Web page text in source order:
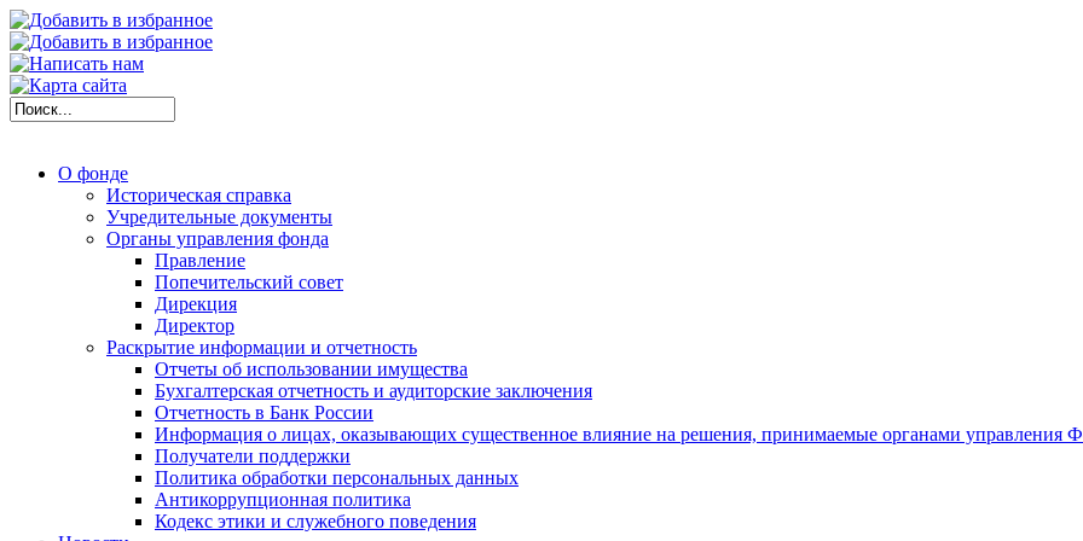
О фонде
Историческая справка
Учредительные документы
Органы управления фонда
Правление
Попечительский совет
Дирекция
Директор
Раскрытие информации и отчетность
Отчеты об использовании имущества
Бухгалтерская отчетность и аудиторские заключения
Отчетность в Банк России
Информация о лицах, оказывающих существенное влияние на решения, принимаемые органами управления
Получатели поддержки
Политика обработки персональных данных
Антикоррупционная политика
Кодекс этики и служебного поведения